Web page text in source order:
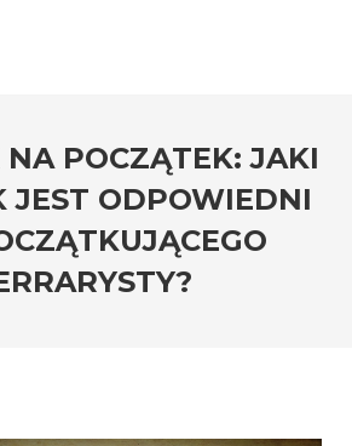
POCZĄTEK: JAKI
JEST ODPOWIEDNI